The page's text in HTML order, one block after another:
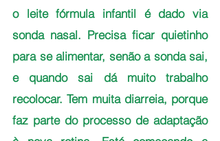
o leite fórmula infantil é dado via
sonda nasal. Precisa ficar quietinho
para se alimentar, senão a sonda sai,
e quando sai dá muito trabalho
recolocar. Tem muita diarreia, porque
faz parte do processo de adaptação